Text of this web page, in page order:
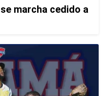
marcha cedido a